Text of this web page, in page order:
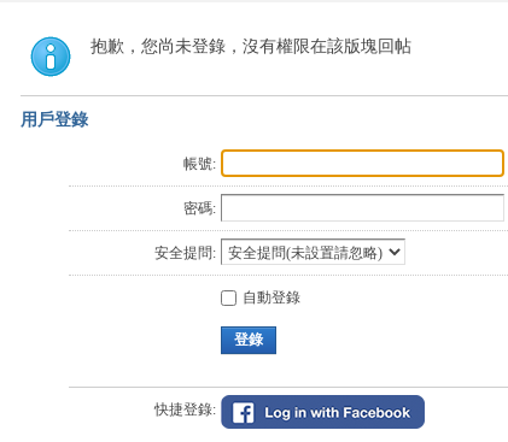
索
抱歉，您尚未登錄，沒有權限在該版塊回帖
用戶登錄
帳號:
密碼:
安全提問:
自動登錄
登錄
快捷登錄: